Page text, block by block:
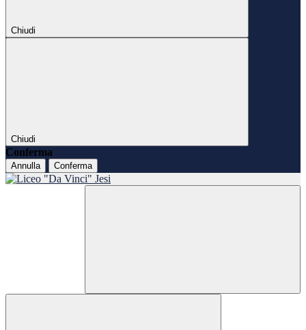
Chiudi
Chiudi
Conferma
Annulla Conferma